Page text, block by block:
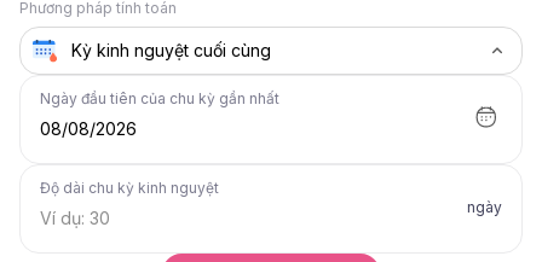
Phương pháp tính toán
Ngày đầu tiên của chu kỳ gần nhất
08/08/2026
Độ dài chu kỳ kinh nguyệt
ngày